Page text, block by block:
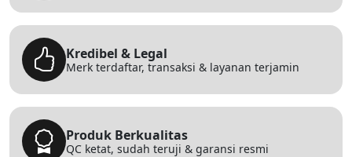
Kredibel & Legal
Merk terdaftar, transaksi & layanan terjamin
Produk Berkualitas
QC ketat, sudah teruji & garansi resmi